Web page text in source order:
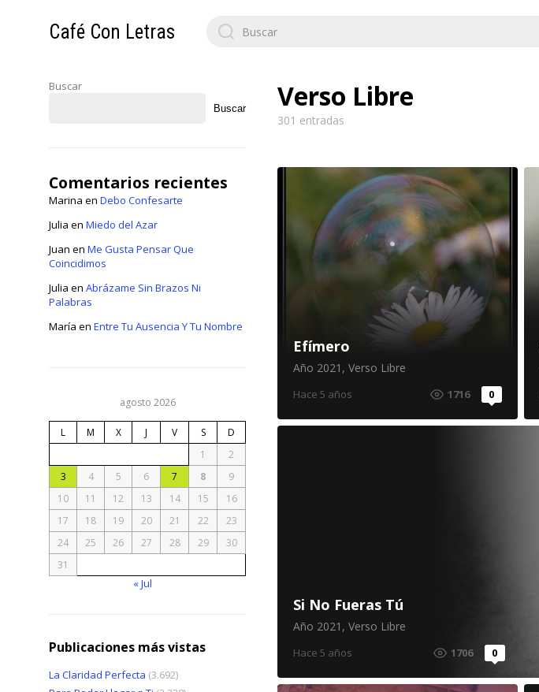
Café Con Letras
Search
for:
Verso Libre
301 entradas
Efímero
Año 2021 , Verso Libre
Hace 5 años 1716 0
Si No Fueras Tú
Año 2021 , Verso Libre
Hace 5 años 1706 0
Buscar
Buscar
Comentarios recientes
Marina en Debo Confesarte
Julia en Miedo del Azar
Juan en Me Gusta Pensar Que
Coincidimos
Julia en Abrázame Sin Brazos Ni
Palabras
María en Entre Tu Ausencia Y Tu Nombre
agosto 2026
L M X J V S
D
1
2
3
4 5 6 7 8
9
10
11 12 13 14 15
16
17
18 19 20 21 22
23
24
25 26 27 28 29
30
31
« Jul
Publicaciones más vistas
La Claridad Perfecta (3.692)